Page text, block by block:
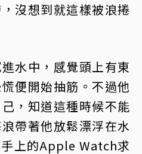
沒想到就這樣被浪捲
水中，感覺頭上有東
便開始抽筋。不過他
，知道這種時候不能
帶著他放鬆漂浮在水
上的Apple Watch求